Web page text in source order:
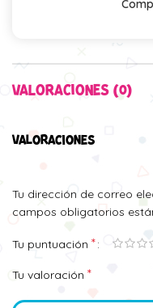
VALORACIONES (0)
VALORACIONES
Tu dirección de correo
campos obligatorios
Tu puntuación *
Tu valoración *